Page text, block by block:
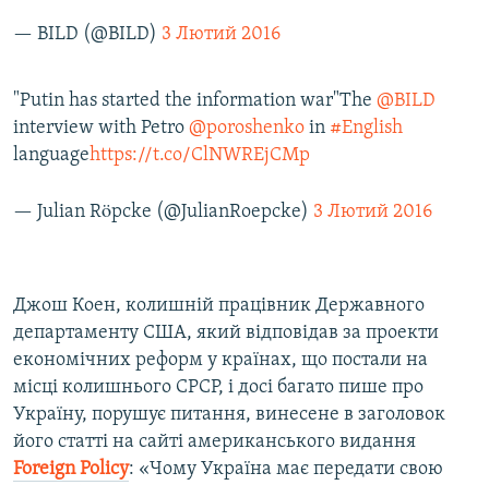
— BILD (@BILD) 3 Лютий 2016
"Putin has started the information war"The @BILD
interview with Petro @poroshenko in #English
languagehttps://t.co/ClNWREjCMp
— Julian Röpcke (@JulianRoepcke) 3 Лютий 2016
Джош Коен, колишній працівник Державного
департаменту США, який відповідав за проекти
економічних реформ у країнах, що постали на
місці колишнього СРСР, і досі багато пише про
Україну, порушує питання, винесене в заголовок
його статті на сайті американського видання
Foreign Policy: «Чому Україна має передати свою